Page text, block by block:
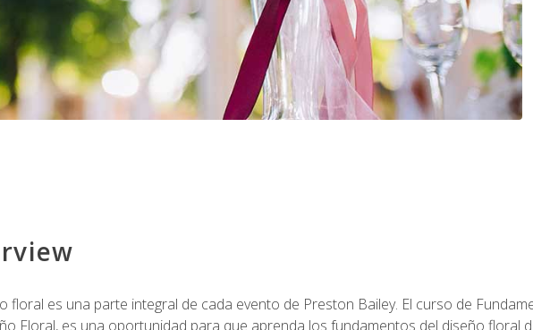
floral es una parte integral de cada evento de Preston Bailey. El curso de
Floral, es una oportunidad para que aprenda los fundamentos del diseño floral